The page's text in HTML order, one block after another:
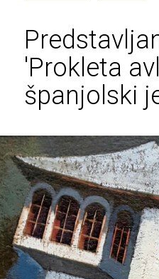
'Prokleta
španjolski